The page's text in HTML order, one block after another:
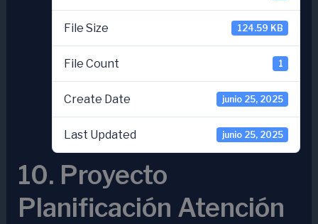
File Size 124.59 KB
File Count 1
Create Date junio 25, 2025
Last Updated junio 25, 2025
10. Proyecto
Planificación Atención